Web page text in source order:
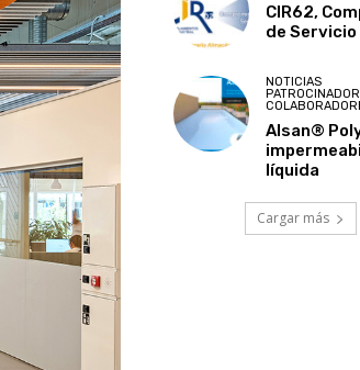
CIR62,
de Servicio
NOTICIAS
Alsan®
líquida
Cargar más